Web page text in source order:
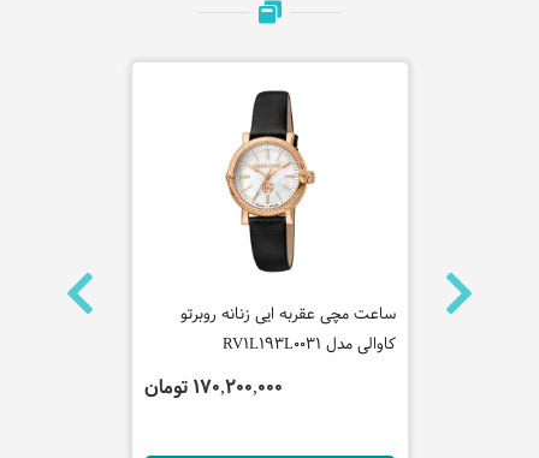
ساعت مچی
ساعت مچی عقربه ایی زنانه روبرتو
کاوالی مدل RV1L193L0031
170,200,000 تومان